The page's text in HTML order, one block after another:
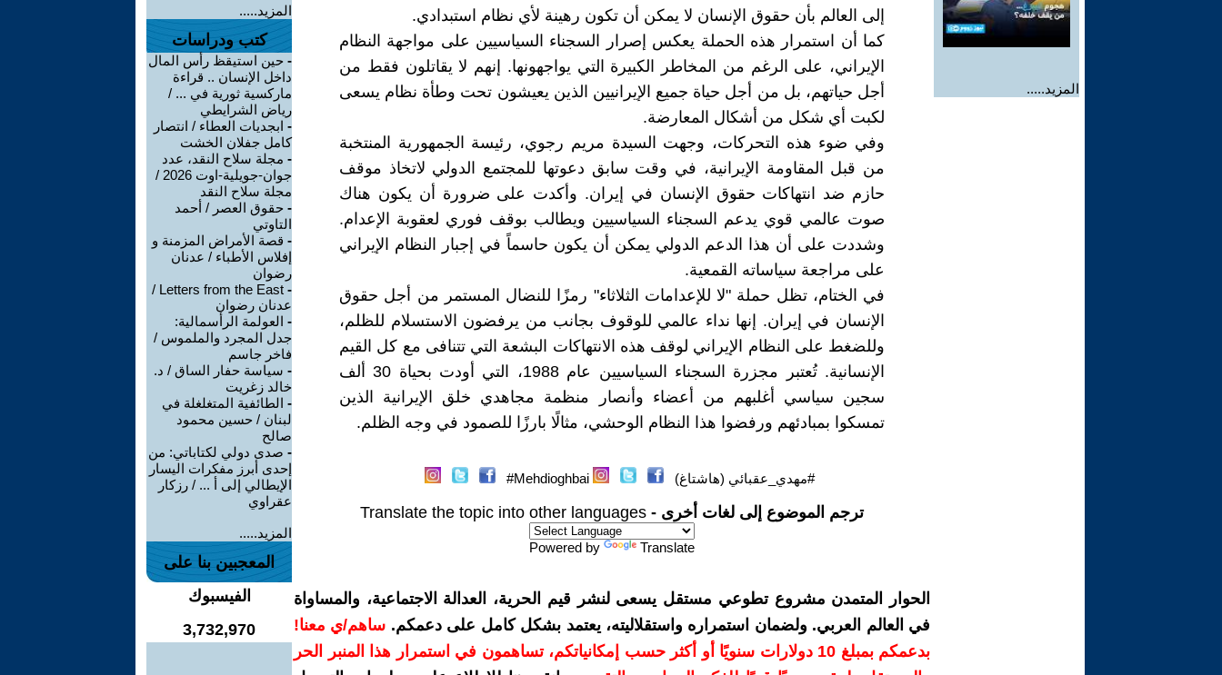
المزيد.....
إلى العالم بأن حقوق الإنسان لا يمكن أن تكون رهينة لأي نظام استبدادي.
كما أن استمرار هذه الحملة يعكس إصرار السجناء السياسيين على مواجهة النظام
الإيراني، على الرغم من المخاطر الكبيرة التي يواجهونها. إنهم لا يقاتلون فقط من
أجل حياتهم، بل من أجل حياة جميع الإيرانيين الذين يعيشون تحت وطأة نظام يسعى
لكبت أي شكل من أشكال المعارضة.
وفي ضوء هذه التحركات، وجهت السيدة مريم رجوي، رئيسة الجمهورية المنتخبة
من قبل المقاومة الإيرانية، في وقت سابق دعوتها للمجتمع الدولي لاتخاذ موقف
حازم ضد انتهاكات حقوق الإنسان في إيران. وأكدت على ضرورة أن يكون هناك
صوت عالمي قوي يدعم السجناء السياسيين ويطالب بوقف فوري لعقوبة الإعدام.
وشددت على أن هذا الدعم الدولي يمكن أن يكون حاسماً في إجبار النظام الإيراني
على مراجعة سياساته القمعية.
في الختام، تظل حملة "لا للإعدامات الثلاثاء" رمزًا للنضال المستمر من أجل حقوق
الإنسان في إيران. إنها نداء عالمي للوقوف بجانب من يرفضون الاستسلام للظلم،
وللضغط على النظام الإيراني لوقف هذه الانتهاكات البشعة التي تتنافى مع كل القيم
الإنسانية. تُعتبر مجزرة السجناء السياسيين عام 1988، التي أودت بحياة 30 ألف
سجين سياسي أغلبهم من أعضاء وأنصار منظمة مجاهدي خلق الإيرانية الذين
تمسكوا بمبادئهم ورفضوا هذا النظام الوحشي، مثالًا بارزًا للصمود في وجه الظلم.
#مهدي_عقبائي (هاشتاغ) Mehdioghbai#
ترجم الموضوع إلى لغات أخرى - Translate the topic into other languages
Powered by Translate
الحوار المتمدن مشروع تطوعي مستقل يسعى لنشر قيم الحرية، العدالة الاجتماعية، والمساواة
في العالم العربي. ولضمان استمراره واستقلاليته، يعتمد بشكل كامل على دعمكم. ساهم/ي معنا!
بدعمكم بمبلغ 10 دولارات سنويًا أو أكثر حسب إمكانياتكم، تساهمون في استمرار هذا المنبر الحر
المزيد.....
كتب ودراسات
- حين استيقظ رأس المال
داخل الإنسان .. قراءة
ماركسية ثورية في ... /
رياض الشرايطي
- ابجديات العطاء / انتصار
كامل جفلان الخشت
- مجلة سلاح النقد، عدد
جوان-جويلية-اوت 2026 /
مجلة سلاح النقد
- حقوق العصر / أحمد
التاوتي
- قصة الأمراض المزمنة و
إفلاس الأطباء / عدنان
رضوان
-
Letters from the East /
عدنان رضوان
- العولمة الرأسمالية:
جدل المجرد والملموس /
فاخر جاسم
- سياسة حفار الساق / د.
خالد زغريت
- الطائفية المتغلغلة في
لبنان / حسين محمود
صالح
- صدى دولي لكتاباتي: من
إحدى أبرز مفكرات اليسار
الإيطالي إلى أ ... / رزكار
عقراوي
المزيد.....
المعجبين بنا على
الفيسبوك
3,732,970